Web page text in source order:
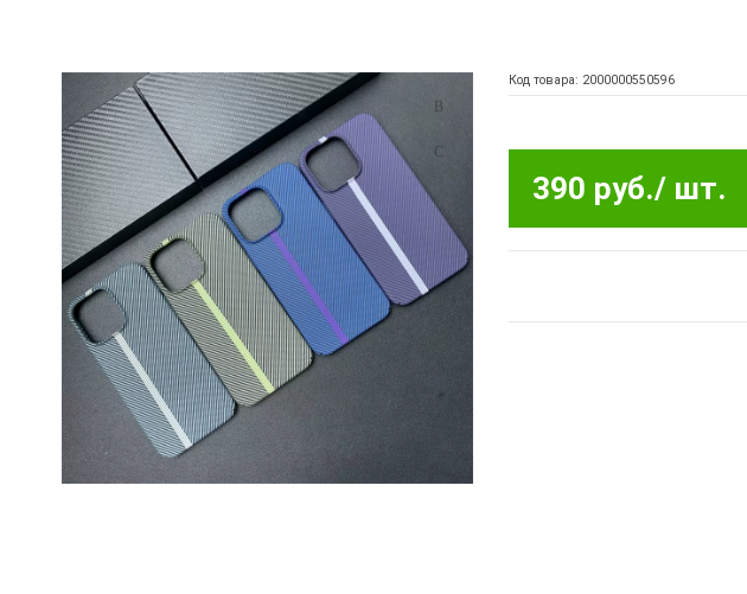
Код товара: 2000000550596
390 руб./ шт.